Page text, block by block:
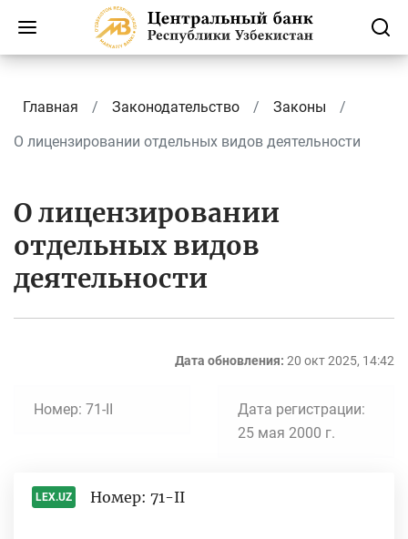
Главная Законодательство
Законы
О лицензировании отдельных видов деятельности
О лицензировании
отдельных видов
деятельности
Дата обновления: 20 окт 2025, 14:42
Номер: 71-II
Дата регистрации:
25 мая 2000 г.
LEX.UZ Номер: 71-II